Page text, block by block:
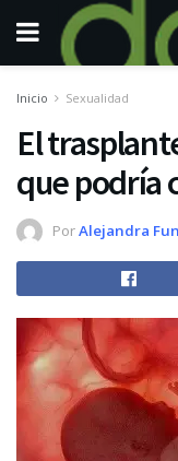
Inicio Sexualidad
El
que podría
PorAlejandra